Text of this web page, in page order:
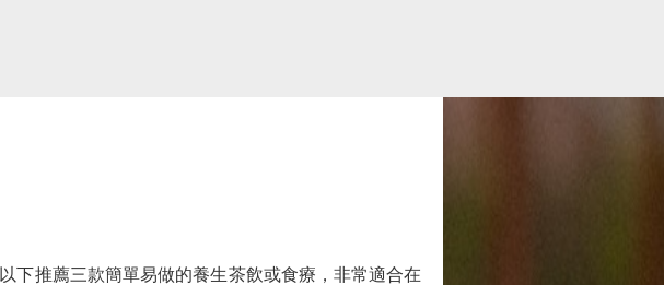
推薦三款簡單易做的養生茶飲或食療，非常適合在